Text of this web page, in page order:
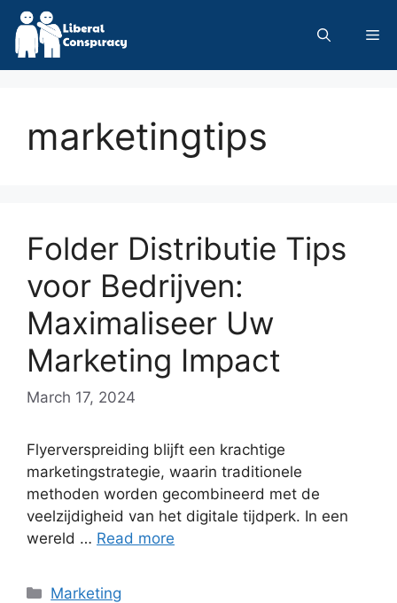
Skip
content
marketingtips
Folder Distributie Tips
voor Bedrijven:
Maximaliseer Uw
Marketing Impact
March 17, 2024
Flyerverspreiding blijft een krachtige
marketingstrategie, waarin traditionele
methoden worden gecombineerd met de
veelzijdigheid van het digitale tijdperk. In een
wereld … Read more
Categories
Marketing